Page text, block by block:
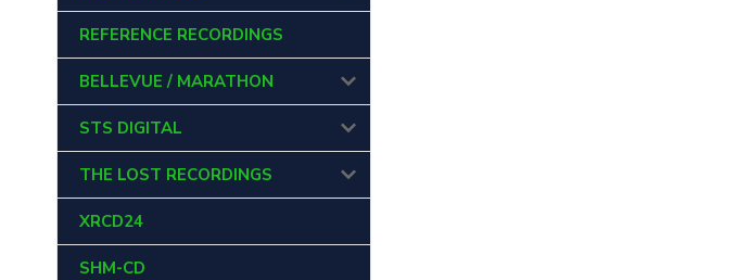
REFERENCE RECORDINGS
BELLEVUE / MARATHON
STS DIGITAL
THE LOST RECORDINGS
XRCD24
SHM-CD